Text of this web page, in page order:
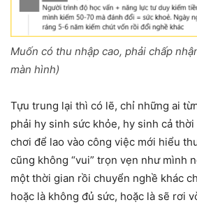
Muốn có thu nhập cao, phải chấp
màn hình)
Tựu trung lại thì có lẽ, chỉ những ai
phải hy sinh sức khỏe, hy sinh cả
chơi để lao vào công việc mới hiểu
cũng không “vui” trọn vẹn như mình
một thời gian rồi chuyển nghề khác
hoặc là không đủ sức, hoặc là sẽ rơi